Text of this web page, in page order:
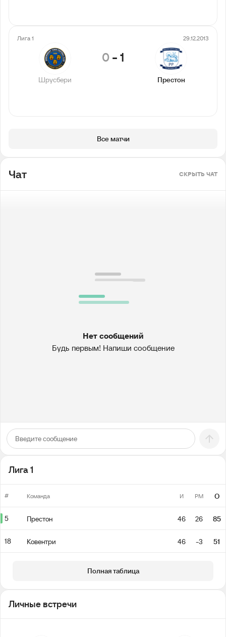
Лига 1 29.12.2013
Шрусбери
0-1
Престон
Все матчи
Чат СКРЫТЬ ЧАТ
Нет сообщений
Будь первым! Напиши сообщение
Лига 1
# Команда И РМ О
5 Престон 46 26 85
18 Ковентри 46 -3 51
Полная таблица
Личные встречи